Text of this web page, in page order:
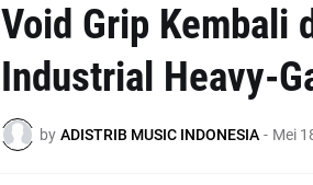
Void Grip Kembali
Industrial Heavy-
by ADISTRIB MUSIC INDONESIA - Mei